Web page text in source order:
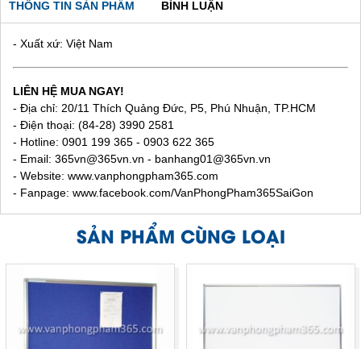
THÔNG TIN SẢN PHẨM BÌNH LUẬN
- Xuất xứ: Việt Nam
LIÊN HỆ MUA NGAY!
- Địa chỉ: 20/11 Thích Quảng Đức, P5, Phú Nhuận, TP.HCM
- Điện thoại: (84-28) 3990 2581
- Hotline: 0901 199 365 - 0903 622 365
- Email: 365vn@365vn.vn - banhang01@365vn.vn
- Website: www.vanphongpham365.com
- Fanpage: www.facebook.com/VanPhongPham365SaiGon
SẢN PHẨM CÙNG LOẠI